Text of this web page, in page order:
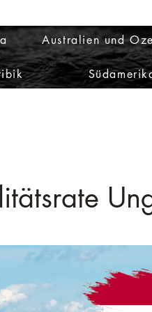
Australien und